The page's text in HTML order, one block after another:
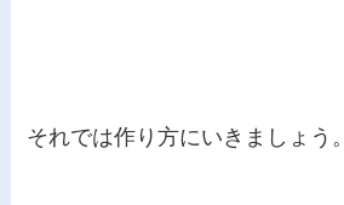
それでは作り方にいきましょう。